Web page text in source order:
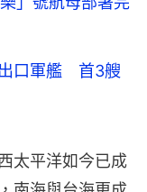
口軍艦 首3艘
太平洋如今已成